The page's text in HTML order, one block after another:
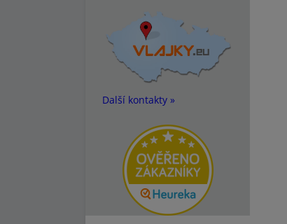
Další kontakty »